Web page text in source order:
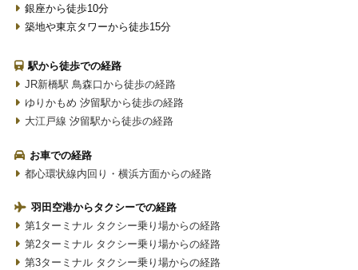
銀座から徒歩10分
築地や東京タワーから徒歩15分
駅から徒歩での経路
JR新橋駅 鳥森口から徒歩の経路
ゆりかもめ 汐留駅から徒歩の経路
大江戸線 汐留駅から徒歩の経路
お車での経路
都心環状線内回り・横浜方面からの経路
羽田空港からタクシーでの経路
第1ターミナル タクシー乗り場からの経路
第2ターミナル タクシー乗り場からの経路
第3ターミナル タクシー乗り場からの経路